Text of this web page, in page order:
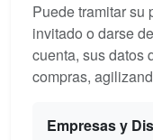
Puede tramitar su
invitado o darse
cuenta, sus datos
compras,
Empresas y